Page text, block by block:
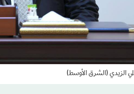
الزيدي (الشرق الأوسط)